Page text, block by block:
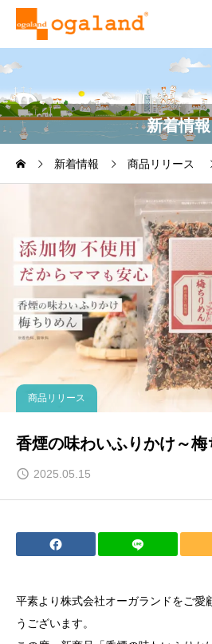
新着情報
新着情報 商品リリース
商品リリース
香煙の味わいふりかけ～梅
2025.05.15
平素より株式会社オーガランドをご愛
うございます。